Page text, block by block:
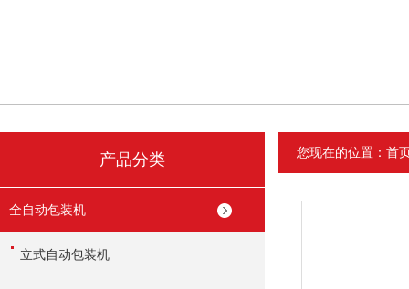
产品分类
全自动包装机
立式自动包装机
您现在的位置： 首